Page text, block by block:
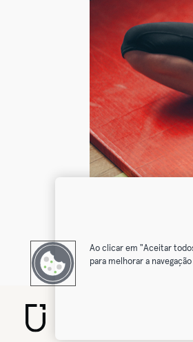
Ao clicar em "Aceitar
para melhorar a